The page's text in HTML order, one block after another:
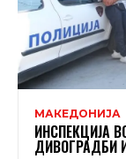
МАКЕДОНИЈА
ИНСПЕКЦИЈА
ДИВОГРАДБИ